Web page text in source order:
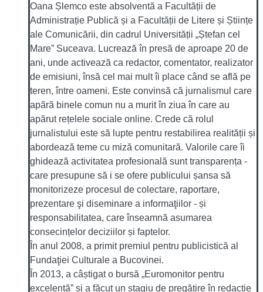
Oana Șlemco este absolventă a Facultății de
Administrație Publică și a Facultății de Litere și Științe
ale Comunicării, din cadrul Universității „Ștefan cel
Mare” Suceava. Lucrează în presă de aproape 20 de
ani, unde activează ca redactor, comentator, realizator
de emisiuni, însă cel mai mult îi place când se află pe
teren, între oameni. Este convinsă că jurnalismul care
apără binele comun nu a murit în ziua în care au
apărut rețelele sociale online. Crede că rolul
jurnalistului este să lupte pentru restabilirea realității și
abordează teme cu miză comunitară. Valorile care îi
ghidează activitatea profesională sunt transparența -
care presupune să i se ofere publicului șansa să
monitorizeze procesul de colectare, raportare,
prezentare şi diseminare a informaţiilor - și
responsabilitatea, care înseamnă asumarea
consecințelor deciziilor și faptelor.
În anul 2008, a primit premiul pentru publicistică al
Fundaţiei Culturale a Bucovinei.
În 2013, a câștigat o bursă „Euromonitor pentru
excelență” și a făcut un stagiu de pregătire în redacție